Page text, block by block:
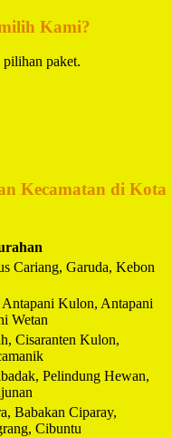
Kami?
pilihan paket.
Kecamatan di Kota
Cariang, Garuda, Kebon
Kulon, Antapani
Wetan
Cisaranten Kulon,
Pelindung Hewan,
Babakan Ciparay,
Cibuntu